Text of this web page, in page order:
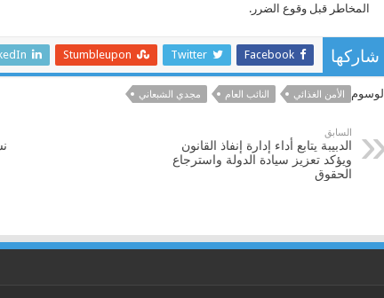
المخاطر قبل وقوع الضرر.
شاركها Facebook
Twitter
Stumbleupon
الوسوم الأمن الغذائي النائب العام مجدي الشبعاني
السابق
الدبيبة يتابع أداء إدارة إنفاذ القانون
ويؤكد تعزيز سيادة الدولة واسترجاع
الحقوق